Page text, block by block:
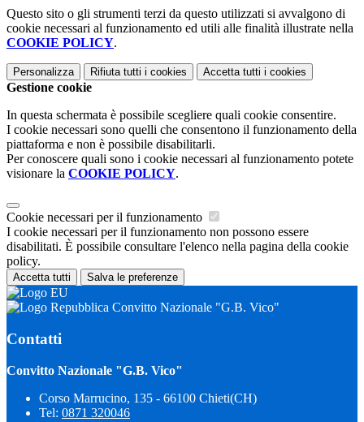
Questo sito o gli strumenti terzi da questo utilizzati si avvalgono di
cookie necessari al funzionamento ed utili alle finalità illustrate nella
COOKIE POLICY.
Personalizza Rifiuta tutti i cookies Accetta tutti i cookies
Gestione cookie
In questa schermata è possibile scegliere quali cookie consentire.
I cookie necessari sono quelli che consentono il funzionamento della
piattaforma e non è possibile disabilitarli.
Per conoscere quali sono i cookie necessari al funzionamento potete
visionare la COOKIE POLICY.
Cookie necessari per il funzionamento
I cookie necessari per il funzionamento non possono essere
disabilitati. È possibile consultare l'elenco nella pagina della cookie
policy.
Accetta tutti Salva le preferenze
Convitto Nazionale "G.B. Vico"
Contatti
Convitto Nazionale "G.B. Vico"
Corso Marrucino, 135 - 66100 Chieti(CH)
Tel: 0871 320046